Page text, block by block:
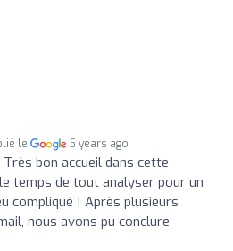
le 5 years ago
Très bon accueil dans cette
temps de tout analyser pour un
compliqué ! Après plusieurs
nous avons pu conclure